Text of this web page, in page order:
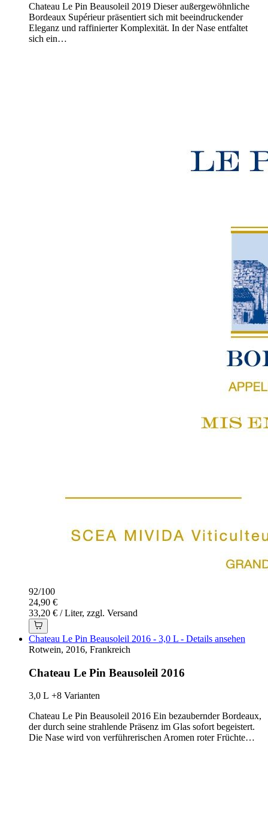
Chateau Le Pin Beausoleil 2019 Dieser außergewöhnliche
Bordeaux Supérieur präsentiert sich mit beeindruckender
Eleganz und raffinierter Komplexität. In der Nase entfaltet
sich ein…
92/100
24,90 €
33,20 € / Liter, zzgl. Versand
Chateau Le Pin Beausoleil 2016 - 3,0 L - Details ansehen
Rotwein, 2016, Frankreich
Chateau Le Pin Beausoleil 2016
3,0 L +8 Varianten
Chateau Le Pin Beausoleil 2016 Ein bezaubernder Bordeaux,
der durch seine strahlende Präsenz im Glas sofort begeistert.
Die Nase wird von verführerischen Aromen roter Früchte…